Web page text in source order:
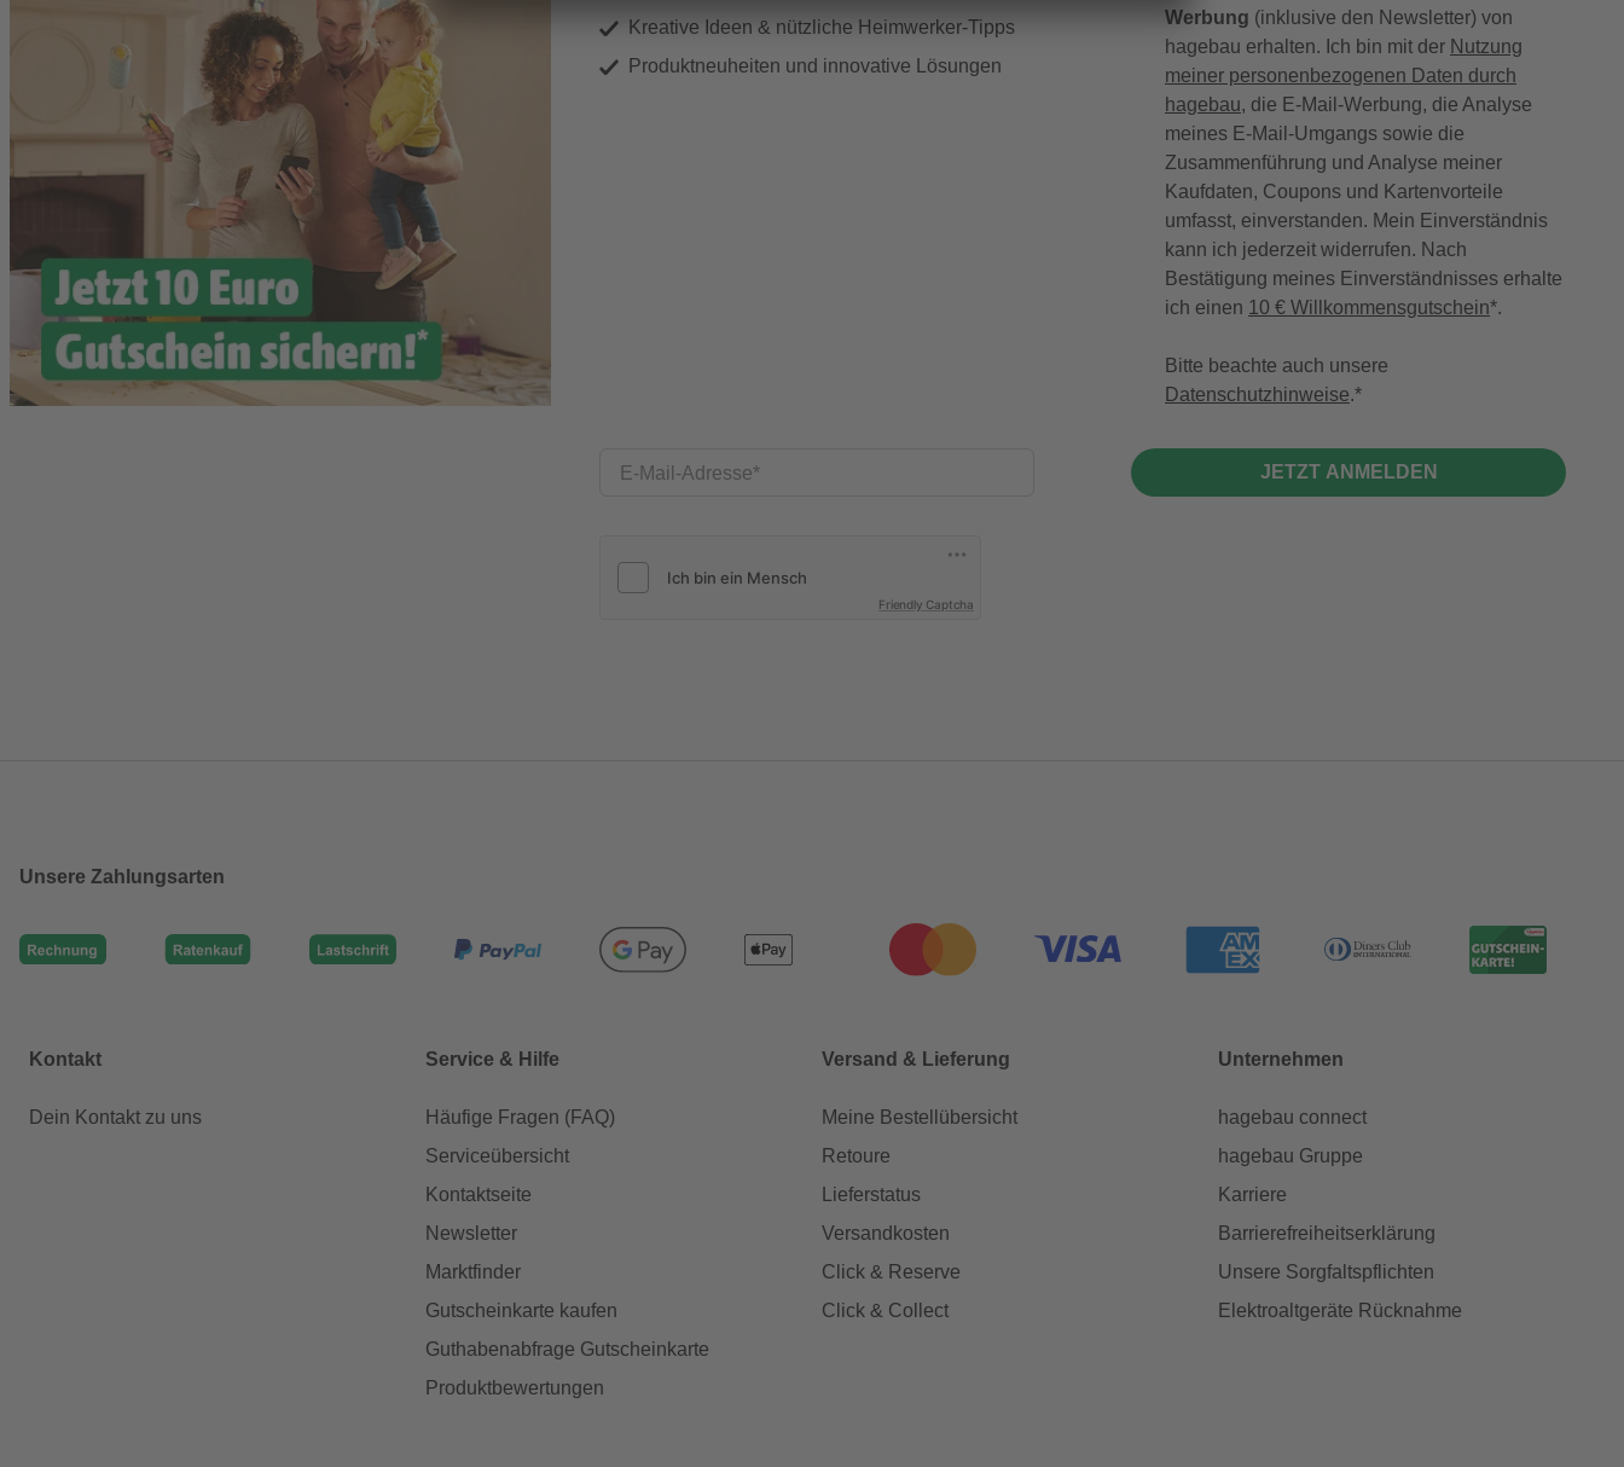
Kreative Ideen & nützliche Heimwerker-Tipps
Produktneuheiten und innovative Lösungen
E-Mail-Adresse
Friendly Captcha
Werbung (inklusive den Newsletter) von
hagebau erhalten. Ich bin mit der Nutzung
meiner personenbezogenen Daten durch
hagebau, die E-Mail-Werbung, die Analyse
meines E-Mail-Umgangs sowie die
Zusammenführung und Analyse meiner
Kaufdaten, Coupons und Kartenvorteile
umfasst, einverstanden. Mein Einverständnis
kann ich jederzeit widerrufen. Nach
Bestätigung meines Einverständnisses erhalte
ich einen 10 € Willkommensgutschein*.
Bitte beachte auch unsere
Datenschutzhinweise.
JETZT ANMELDEN
Unsere Zahlungsarten
Kontakt
Dein Kontakt zu uns
Service & Hilfe
Häufige Fragen (FAQ)
Serviceübersicht
Kontaktseite
Newsletter
Marktfinder
Gutscheinkarte kaufen
Guthabenabfrage Gutscheinkarte
Produktbewertungen
Versand & Lieferung
Meine Bestellübersicht
Retoure
Lieferstatus
Versandkosten
Click & Reserve
Click & Collect
Unternehmen
hagebau connect
hagebau Gruppe
Karriere
Barrierefreiheitserklärung
Unsere Sorgfaltspflichten
Elektroaltgeräte Rücknahme